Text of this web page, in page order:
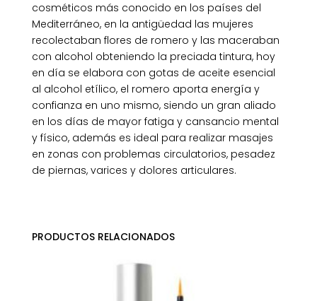
cosméticos más conocido en los países del
Mediterráneo, en la antigüedad las mujeres
recolectaban flores de romero y las maceraban
con alcohol obteniendo la preciada tintura, hoy
en día se elabora con gotas de aceite esencial
al alcohol etílico, el romero aporta energía y
confianza en uno mismo, siendo un gran aliado
en los días de mayor fatiga y cansancio mental
y físico, además es ideal para realizar masajes
en zonas con problemas circulatorios, pesadez
de piernas, varices y dolores articulares.
PRODUCTOS RELACIONADOS